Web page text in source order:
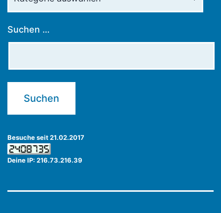
Suchen …
Besuche seit 21.02.2017
Deine IP: 216.73.216.39